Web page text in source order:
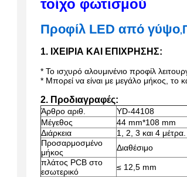
τοίχο φωτισμού
Προφίλ LED από γύψο,
1. ΙΧΕΙΡΙΑ ΚΑΙ ΕΠΙΧΡΗΣΗΣ:
* Το ισχυρό αλουμινένιο προφίλ
* Μπορεί να είναι με μεγάλο μήκος, το
2. Προδιαγραφές:
Άρθρο αριθ.
YD-44108
Μέγεθος
44 mm*108 mm
Διάρκεια
1, 2, 3 και 4 μέτρα.
Προσαρμοσμένο
μήκος
Διαθέσιμο
πλάτος PCB στο
εσωτερικό
≤ 12,5 mm